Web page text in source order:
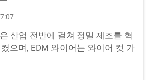
산업 전반에 걸쳐 정밀 제조를 혁
으며, EDM 와이어는 와이어 컷 가
. EDM 와이어의 수명과 성능은
...